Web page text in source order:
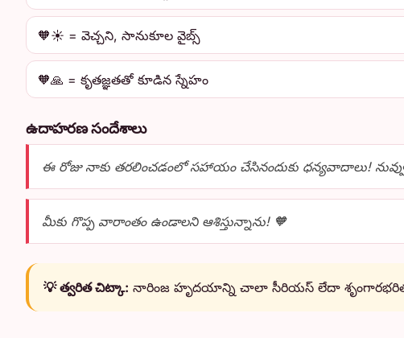
🧡☀️ = వెచ్చని, సానుకూల వైబ్స్
🧡🙏 = కృతజ్ఞతతో కూడిన స్నేహం
ఉదాహరణ సందేశాలు
ఈ రోజు నాకు తరలించడంలో సహాయం చేసినందుకు ధన్యవాదాలు! నువ్వు
మీకు గొప్ప వారాంతం ఉండాలని ఆశిస్తున్నాను! 🧡
💡 త్వరిత చిట్కా: నారింజ హృదయాన్ని చాలా సీరియస్ లేదా